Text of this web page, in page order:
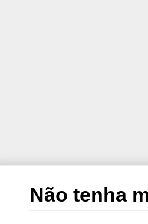
Não tenha